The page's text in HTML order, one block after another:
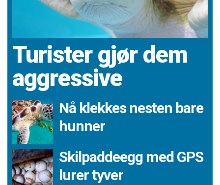
Turister gjør dem
aggressive
Nå klekkes nesten bare
hunner
Skilpaddeegg med GPS
lurer tyver